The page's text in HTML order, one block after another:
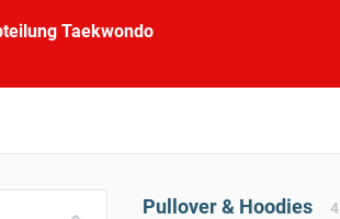
Taekwondo
Pullover & Hoodies 4